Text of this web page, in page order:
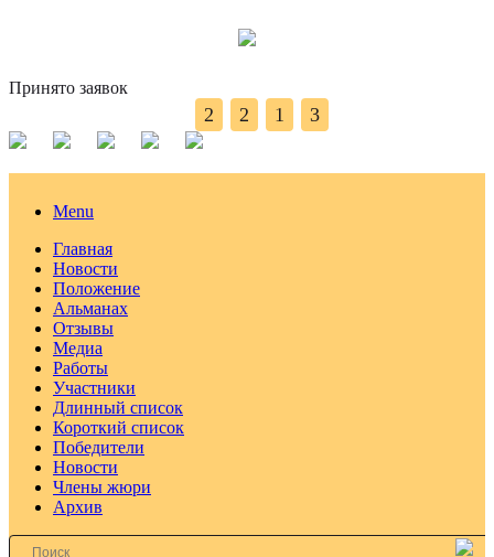
Принято заявок
2 2 1 3
Menu
Главная
Новости
Положение
Альманах
Отзывы
Медиа
Работы
Участники
Длинный список
Короткий список
Победители
Новости
Члены жюри
Архив